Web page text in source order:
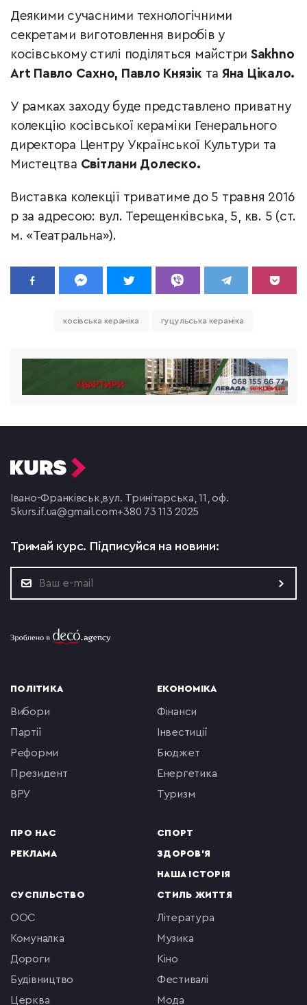
Деякими сучасними технологічними
секретами виготовлення виробів у
косівському стилі поділяться майстри Sakhno
Art Павло Сахно, Павло Князік та Яна Цікало.
У рамках заходу буде представлено приватну
колекцію косівської кераміки Генерального
директора Центру Української Культури та
Мистецтва Світлани Долеско.
Виставка колекції триватиме до 5 травня 2016
р за адресою: вул. Терещенківська, 5, кв. 5 (ст.
м. «Театральна»).
косівська кераміка гуцульська кераміка
Івано-Франківськ,вул. Тринітарська, 11, оф.
5 kurs.if.ua@gmail.com+380 73 113 2025
Тримай курс. Підписуйся на новини:
ПОЛІТИКА
вибори
партії
реформи
президент
ВРУ
ПРО НАС
РЕКЛАМА
ЕКОНОМІКА
фінанси
інвестиції
бюджет
енергетика
туризм
СПОРТ
ЗДОРОВ'Я
НАША ІСТОРІЯ
СУСПІЛЬСТВО
ООС
комуналка
Дороги
будівництво
церква
СТИЛЬ ЖИТТЯ
література
музика
кіно
фестивалі
мода